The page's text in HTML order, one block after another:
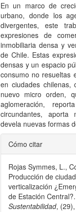
En un marco de
urbano, donde los
divergentes, este
expresiones de
inmobiliaria densa y
de Chile. Estas
densas y un espacio
consumo no resueltas
en ciudades chilenas,
nuevo micro orden,
aglomeración,
circundantes, aporta
devela nuevas formas
Detalles
del
artículo
Cómo citar
Rojas Symmes, L.,
Producción de
verticalización
de Estación
Sustentabilidad,